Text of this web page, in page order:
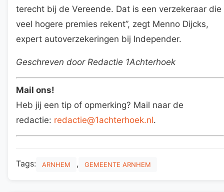
terecht bij de Vereende. Dat is een verzekeraar die
veel hogere premies rekent”, zegt Menno Dijcks,
expert autoverzekeringen bij Independer.
Geschreven door Redactie 1Achterhoek
Mail ons!
Heb jij een tip of opmerking? Mail naar de
redactie: redactie@1achterhoek.nl.
Tags: ARNHEM , GEMEENTE ARNHEM